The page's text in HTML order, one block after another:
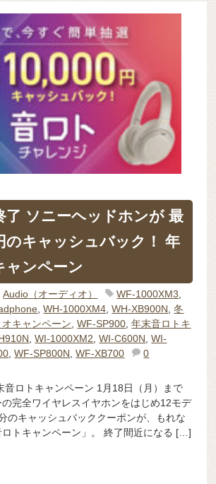
了 ソニーヘッドホンが 最
のキャッシュバック！ 年
ャンペーン
Audio（オーディオ） WF-1000XM3
,WH-1000XM4 ,WH-XB900N ,冬
キャンペーン ,WF-SP900 ,年末音ロトキ
,WI-1000XM2 ,WI-C600N ,WI-
,WF-SP800N ,WF-XB700
0
音ロトキャンペーン 1月18日（月）まで
完全ワイヤレスイヤホンをはじめ12モデ
のキャッシュバッククーポンが、もれな
ロトキャンペーン」。 終了間近になる […]